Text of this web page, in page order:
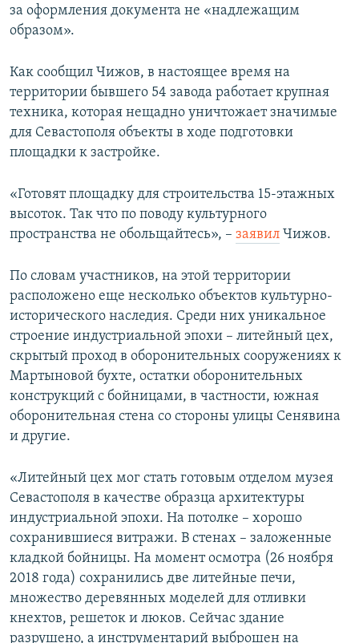
за оформления документа не «надлежащим
образом».
Как сообщил Чижов, в настоящее время на
территории бывшего 54 завода работает крупная
техника, которая нещадно уничтожает значимые
для Севастополя объекты в ходе подготовки
площадки к застройке.
«Готовят площадку для строительства 15-этажных
высоток. Так что по поводу культурного
пространства не обольщайтесь», – заявил Чижов.
По словам участников, на этой территории
расположено еще несколько объектов культурно-
исторического наследия. Среди них уникальное
строение индустриальной эпохи – литейный цех,
скрытый проход в оборонительных сооружениях к
Мартыновой бухте, остатки оборонительных
конструкций с бойницами, в частности, южная
оборонительная стена со стороны улицы Сенявина
и другие.
«Литейный цех мог стать готовым отделом музея
Севастополя в качестве образца архитектуры
индустриальной эпохи. На потолке – хорошо
сохранившиеся витражи. В стенах – заложенные
кладкой бойницы. На момент осмотра (26 ноября
2018 года) сохранились две литейные печи,
множество деревянных моделей для отливки
кнехтов, решеток и люков. Сейчас здание
разрушено, а инструментарий выброшен на